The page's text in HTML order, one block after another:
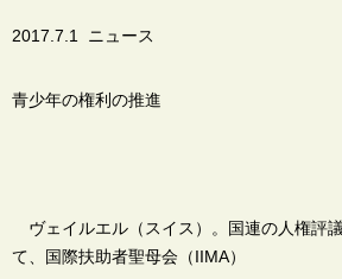
2017.7.1 ニュース
青少年の権利の推進
ヴェイルエル（スイス）。国連の人権評
て、国際扶助者聖母会（IIMA）